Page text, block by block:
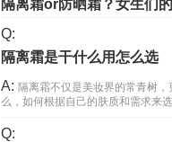
隔离霜or防晒霜？女生们
Q:
隔离霜是干什么用怎么选
A: 隔离霜不仅是美妆界的常青树
么，如何根据自己的肤质和需求来
Q: